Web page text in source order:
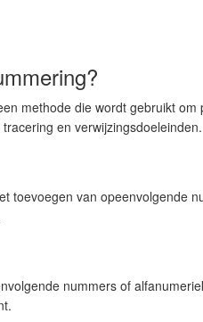
methode die wordt gebruikt
en verwijzingsdoeleinden.
toevoegen van opeenvolgende
nummers of